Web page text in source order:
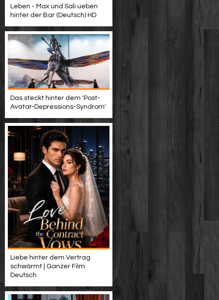
Leben - Max und Sali ueben
hinter der Bar (Deutsch) HD
Das steckt hinter dem 'Post-
Avatar-Depressions-Syndrom'
Liebe hinter dem Vertrag
schwärmt | Ganzer Film
Deutsch